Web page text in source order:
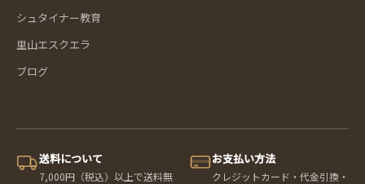
シュタイナー教育
里山エスクエラ
ブログ
送料について
7,000円（税込）以上で送料無
お支払い方法
クレジットカード・代金引換・